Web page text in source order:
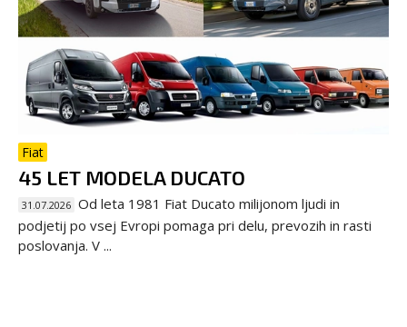
Fiat
45 LET MODELA DUCATO
31.07.2026 Od leta 1981 Fiat Ducato milijonom ljudi in
podjetij po vsej Evropi pomaga pri delu, prevozih in rasti
poslovanja. V ...